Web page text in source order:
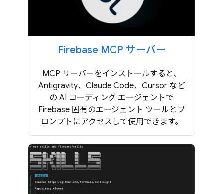
Firebase MCP サーバー
MCP サーバーをインストールすると、
Antigravity、Claude Code、Cursor など
の AI コーディング エージェントで
Firebase 固有のエージェント ツールとプ
ロンプトにアクセスして使用できます。